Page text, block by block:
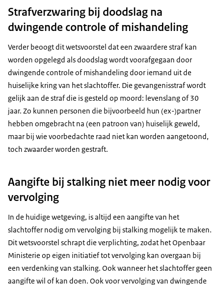
Strafverzwaring bij doodslag na
dwingende controle of mishandeling
Verder beoogt dit wetsvoorstel dat een zwaardere straf kan
worden opgelegd als doodslag wordt voorafgegaan door
dwingende controle of mishandeling door iemand uit de
huiselijke kring van het slachtoffer. Die gevangenisstraf wordt
gelijk aan de straf die is gesteld op moord: levenslang of 30
jaar. Zo kunnen personen die bijvoorbeeld hun (ex-)partner
hebben omgebracht na (een patroon van) huiselijk geweld,
maar bij wie voorbedachte raad niet kan worden aangetoond,
toch zwaarder worden gestraft.
Aangifte bij stalking niet meer nodig voor
vervolging
In de huidige wetgeving, is altijd een aangifte van het
slachtoffer nodig om vervolging bij stalking mogelijk te maken.
Dit wetsvoorstel schrapt die verplichting, zodat het Openbaar
Ministerie op eigen initiatief tot vervolging kan overgaan bij
een verdenking van stalking. Ook wanneer het slachtoffer geen
aangifte wil of kan doen. Ook voor vervolging van dwingende